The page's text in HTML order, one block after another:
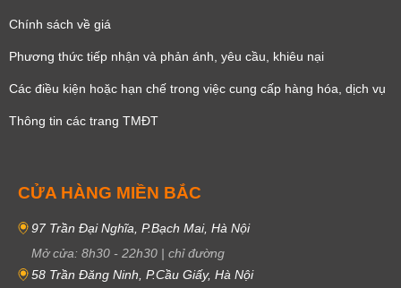
Chính sách về giá
Phương thức tiếp nhận và phản ánh, yêu cầu, khiêu nại
Các điều kiện hoặc hạn chế trong việc cung cấp hàng hóa, dịch vụ
Thông tin các trang TMĐT
CỬA HÀNG MIỀN BẮC
97 Trần Đại Nghĩa, P.Bạch Mai, Hà Nội
Mở cửa: 8h30 - 22h30 | chỉ đường
58 Trần Đăng Ninh, P.Cầu Giấy, Hà Nội